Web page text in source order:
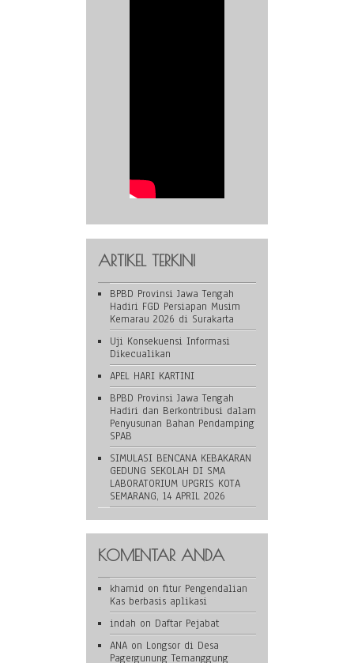
ARTIKEL TERKINI
BPBD Provinsi Jawa Tengah
Hadiri FGD Persiapan Musim
Kemarau 2026 di Surakarta
Uji Konsekuensi Informasi
Dikecualikan
APEL HARI KARTINI
BPBD Provinsi Jawa Tengah
Hadiri dan Berkontribusi dalam
Penyusunan Bahan Pendamping
SPAB
SIMULASI BENCANA KEBAKARAN
GEDUNG SEKOLAH DI SMA
LABORATORIUM UPGRIS KOTA
SEMARANG, 14 APRIL 2026
KOMENTAR ANDA
khamid on fitur Pengendalian
Kas berbasis aplikasi
indah on Daftar Pejabat
ANA on Longsor di Desa
Pagergunung Temanggung